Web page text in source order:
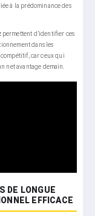
à la prédominance des
permettent d’identifier ces
dans les
car ceux qui
net avantage demain.
DE LONGUE
EFFICACE